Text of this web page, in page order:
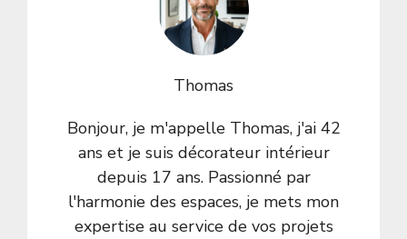
Thomas
Bonjour, je m'appelle Thomas, j'ai 42
ans et je suis décorateur intérieur
depuis 17 ans. Passionné par
l'harmonie des espaces, je mets mon
expertise au service de vos projets